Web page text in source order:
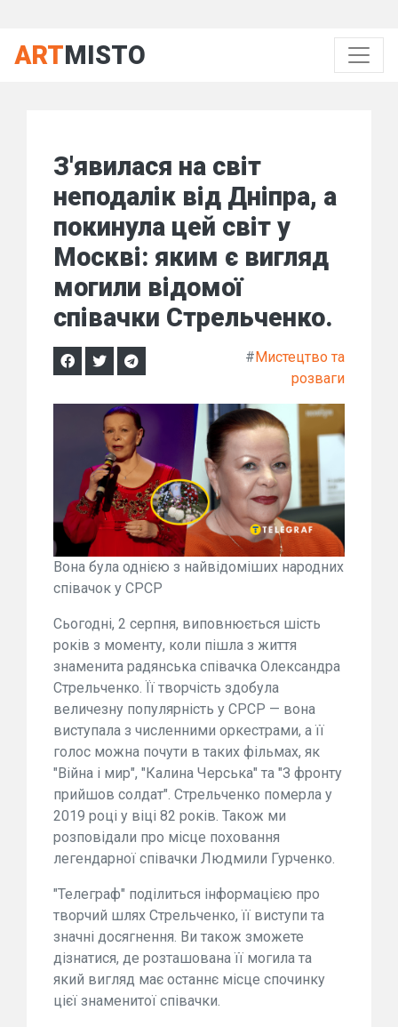
ARTMISTO
З'явилася на світ
неподалік від Дніпра, а
покинула цей світ у
Москві: яким є вигляд
могили відомої
співачки Стрельченко.
#Мистецтво та
розваги
Вона була однією з найвідоміших народних
співачок у СРСР
Сьогодні, 2 серпня, виповнюється шість
років з моменту, коли пішла з життя
знаменита радянська співачка Олександра
Стрельченко. Її творчість здобула
величезну популярність у СРСР — вона
виступала з численними оркестрами, а її
голос можна почути в таких фільмах, як
"Війна і мир", "Калина Черська" та "З фронту
прийшов солдат". Стрельченко померла у
2019 році у віці 82 років. Також ми
розповідали про місце поховання
легендарної співачки Людмили Гурченко.
"Телеграф" поділиться інформацією про
творчий шлях Стрельченко, її виступи та
значні досягнення. Ви також зможете
дізнатися, де розташована її могила та
який вигляд має останнє місце спочинку
цієї знаменитої співачки.